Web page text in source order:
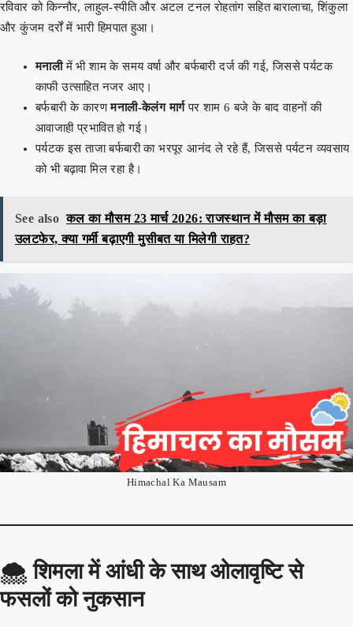
रविवार को किन्नौर, लाहुल-स्पीति और अटल टनल रोहतांग सहित बारालाचा, शिंकुला
और कुंजम दर्रों में भारी हिमपात हुआ।
मनालीमें भी शाम के समय वर्षा और बर्फबारी दर्ज की गई, जिससे पर्यटक
काफी उत्साहित नजर आए।
बर्फबारी के कारणमनाली-केलंग मार्गपर शाम 6 बजे के बाद वाहनों की
आवाजाही प्रभावित हो गई।
पर्यटक इस ताजा बर्फबारी का भरपूर आनंद ले रहे हैं, जिससे पर्यटन व्यवसाय
को भी बढ़ावा मिल रहा है।
See also कल का मौसम 23 मार्च 2026: राजस्थान में मौसम का बड़ा
उलटफेर, क्या गर्मी बढ़ाएगी मुसीबत या मिलेगी राहत?
Himachal Ka Mausam
🌨️शिमला में आंधी के साथ ओलावृष्टि से
फसलों को नुकसान